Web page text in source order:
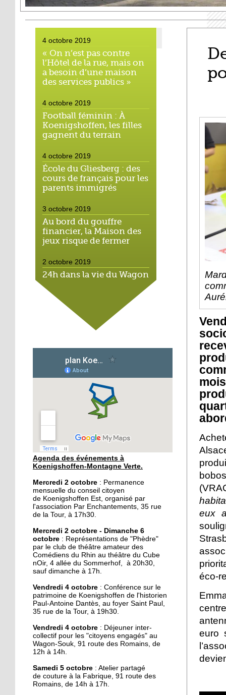
4 octobre 2019
« On n’est pas contre
l’Hôtel de la rue, mais on
a besoin d’une maison
des services publics »
4 octobre 2019
Football féminin : À
Koenigshoffen, les filles
gagnent du terrain
4 octobre 2019
École du Gliesberg : des
cours de français pour les
parents immigrés
3 octobre 2019
Au bord du gouffre
financier, la Maison des
jeux risque de fermer
2 octobre 2019
24h dans la vie du Wagon
Souk, espace solidaire
2 octobre 2019
Cantine durable : l'école
Michaël montre
1 octobre 2019
Scolariser les enfants de
l'Hôtel de la rue : un vrai
1 octobre 2019
Hohberg : Ali, le dernier
des marchands
30 septembre 2019
Un dimanche festif à la
Montagne-Verte
29 septembre 2019
Le local de l'école de
musique du CSC restauré
28 septembre 2019
Une épicerie solidaire
ouvre dans l'Hôtel de la
rue
28 septembre 2019
Vide-grenier au foyer
Saint-Arbogast ce
dimanche
27 septembre 2019
J'ai testé pour vous la
danse Kpop
Agenda des événements à
Koenigshoffen-Montagne Verte.
Mercredi 2 octobre : Permanence
mensuelle du conseil citoyen
de Koenigshoffen Est, organisé par
l'association Par Enchantements, 35 rue
de la Tour, à 17h30.
Mercredi 2 octobre - Dimanche 6
octobre : Représentations de "Phèdre"
par le club de théâtre amateur des
Comédiens du Rhin au théâtre du Cube
nOir, 4 allée du Sommerhof, à 20h30,
sauf dimanche à 17h.
Vendredi 4 octobre : Conférence sur le
patrimoine de Koenigshoffen de l'historien
Paul-Antoine Dantès, au foyer Saint Paul,
35 rue de la Tour, à 19h30.
Vendredi 4 octobre : Déjeuner inter-
collectif pour les "citoyens engagés" au
Wagon-Souk, 91 route des Romains, de
12h à 14h.
Samedi 5 octobre : Atelier partagé
de couture à la Fabrique, 91 route des
Romains, de 14h à 17h.
eux
éco-
euro